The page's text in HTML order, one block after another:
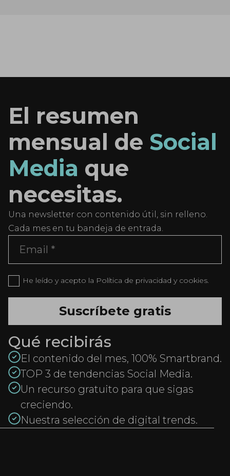
El resumen
mensual de Social
Media que
necesitas.
Una newsletter con contenido útil, sin relleno.
Cada mes en tu bandeja de entrada.
He leído y acepto la Política de privacidad y cookies.
Qué recibirás
El contenido del mes, 100% Smartbrand.
TOP 3 de tendencias Social Media.
Un recurso gratuito para que sigas
creciendo.
Nuestra selección de digital trends.